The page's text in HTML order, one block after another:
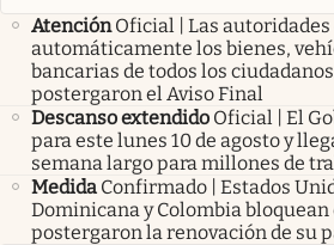
Atención Oficial | Las
automáticamente los bienes,
bancarias de todos los
postergaron el Aviso Final
Descanso extendido Oficial | El
para este lunes 10 de agosto y
semana largo para millones de
Medida Confirmado | Estados
Dominicana y Colombia
postergaron la renovación de su